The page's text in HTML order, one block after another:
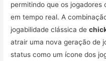
permitindo que os
em tempo real. A
jogabilidade clássica de
atrair uma nova geração de
status como um ícone dos